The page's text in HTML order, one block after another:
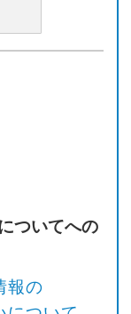
ついてへの
報の